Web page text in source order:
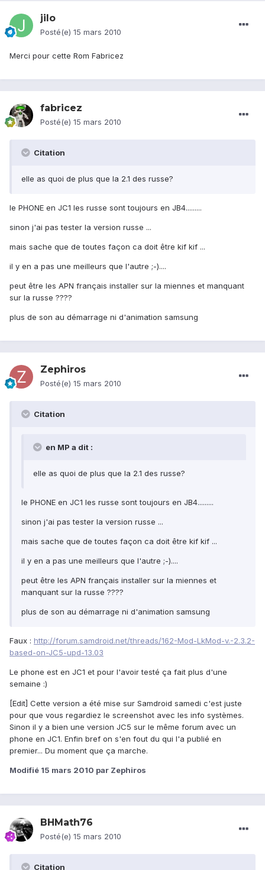
jilo
Posté(e) 15 mars 2010
Merci pour cette Rom Fabricez
fabricez
Posté(e) 15 mars 2010
Citation
elle as quoi de plus que la 2.1 des russe?
le PHONE en JC1 les russe sont toujours en JB4.........
sinon j'ai pas tester la version russe ...
mais sache que de toutes façon ca doit être kif kif ...
il y en a pas une meilleurs que l'autre ;-)....
peut être les APN français installer sur la miennes et manquant
sur la russe ????
plus de son au démarrage ni d'animation samsung
Zephiros
Posté(e) 15 mars 2010
Citation
en MP a dit :
elle as quoi de plus que la 2.1 des russe?
le PHONE en JC1 les russe sont toujours en JB4.........
sinon j'ai pas tester la version russe ...
mais sache que de toutes façon ca doit être kif kif ...
il y en a pas une meilleurs que l'autre ;-)....
peut être les APN français installer sur la miennes et
manquant sur la russe ????
plus de son au démarrage ni d'animation samsung
Faux : http://forum.samdroid.net/threads/162-Mod-LkMod-v.-2.3.2-
based-on-JC5-upd-13.03
Le phone est en JC1 et pour l'avoir testé ça fait plus d'une
semaine :)
[Edit] Cette version a été mise sur Samdroid samedi c'est juste
pour que vous regardiez le screenshot avec les info systèmes.
Sinon il y a bien une version JC5 sur le même forum avec un
phone en JC1. Enfin bref on s'en fout du qui l'a publié en
premier... Du moment que ça marche.
Modifié 15 mars 2010 par Zephiros
BHMath76
Posté(e) 15 mars 2010
Citation